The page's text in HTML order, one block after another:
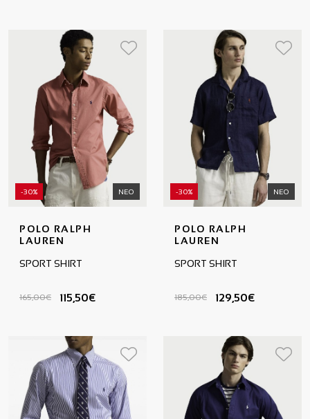
ΝΕΟ
-30%
POLO RALPH
LAUREN
SPORT SHIRT
165,00€ 115,50€
ΝΕΟ
-30%
POLO RALPH
LAUREN
SPORT SHIRT
185,00€ 129,50€